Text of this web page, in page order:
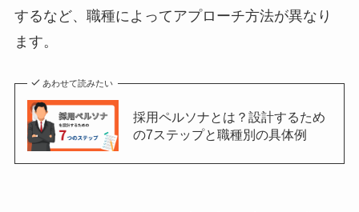
するなど、職種によってアプローチ方法が異なり
ます。
あわせて読みたい
採用ペルソナとは？設計するため
の7ステップと職種別の具体例